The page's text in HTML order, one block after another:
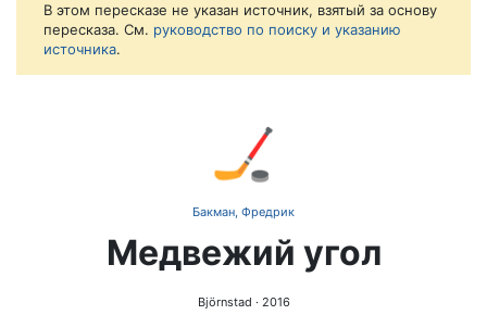
В этом пересказе не указан источник, взятый за основу
пересказа. См. руководство по поиску и указанию
источника.
🏒
Бакман, Фредрик
Медвежий угол
Björnstad · 2016